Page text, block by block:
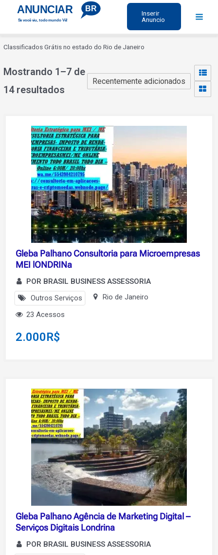
ANUNCIAR BR
Se você viu, todo mundo Vê!
Inserir
Anuncio
Classificados Grátis no estado do Rio de Janeiro
Mostrando 1–7 de
14 resultados
Gleba Palhano Consultoria para Microempresas
MEI lONDRINa
POR BRASIL BUSINESS ASSESSORIA
Outros Serviços
Rio de Janeiro
23 Acessos
2.000R$
Gleba Palhano Agência de Marketing Digital –
Serviços Digitais Londrina
POR BRASIL BUSINESS ASSESSORIA